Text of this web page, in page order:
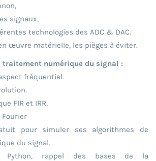
signaux,
technologies des ADC & DAC.
œuvre matérielle, les pièges à éviter.
traitement numérique du signal :
fréquentiel.
FIR et IRR,
Fourier
pour simuler ses algorithmes de
du signal.
Python, rappel des bases de la